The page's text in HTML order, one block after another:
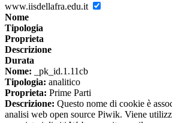
www.iisdellafra.edu.it
Nome
Tipologia
Proprieta
Descrizione
Durata
Nome: _pk_id.1.11cb
Tipologia: analitico
Proprieta: Prime Parti
Descrizione: Questo nome di cookie è
analisi web open source Piwik. Viene